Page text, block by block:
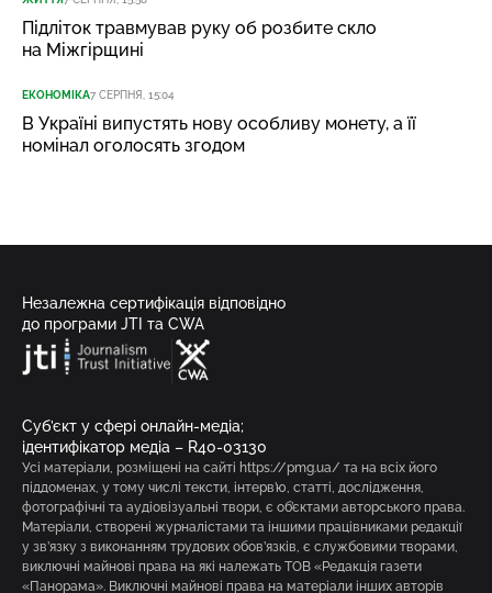
Підліток травмував руку об розбите скло
на Міжгірщині
ЕКОНОМІКА7 СЕРПНЯ, 15:04
В Україні випустять нову особливу монету, а її
номінал оголосять згодом
Незалежна сертифікація відповідно
до програми JTI та CWA
Суб’єкт у сфері онлайн-медіа;
ідентифікатор медіа – R40-03130
Усі матеріали, розміщені на сайті https://pmg.ua/ та на всіх його
піддоменах, у тому числі тексти, інтерв’ю, статті, дослідження,
фотографічні та аудіовізуальні твори, є об’єктами авторського права.
Матеріали, створені журналістами та іншими працівниками редакції
у зв’язку з виконанням трудових обов’язків, є службовими творами,
виключні майнові права на які належать ТОВ «Редакція газети
«Панорама». Виключні майнові права на матеріали інших авторів